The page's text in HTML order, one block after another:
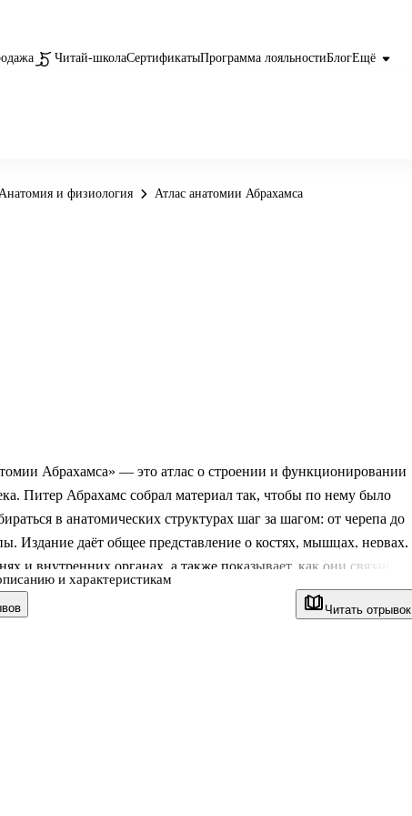
Читай-школаСертификатыПрограмма лояльностиБлогЕщё
и физиология Атлас анатомии Абрахамса
Читать отрывок
Абрахамса» — это атлас о строении и функционировании
Питер Абрахамс собрал материал так, чтобы по нему было
в анатомических структурах шаг за шагом: от черепа до
Издание даёт общее представление о костях, мышцах, нервах,
и внутренних органах, а также показывает, как они связаны
Такой формат подойдёт тем, кто хочет получить наглядную
человека и быстро ориентироваться в основных отделах
и характеристикам